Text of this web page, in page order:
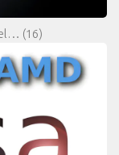
(16)